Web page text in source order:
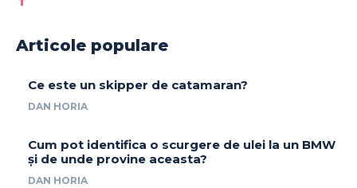
Articole populare
Ce este un skipper de catamaran?
DAN HORIA
Cum pot identifica o scurgere de ulei la un BMW
și de unde provine aceasta?
DAN HORIA